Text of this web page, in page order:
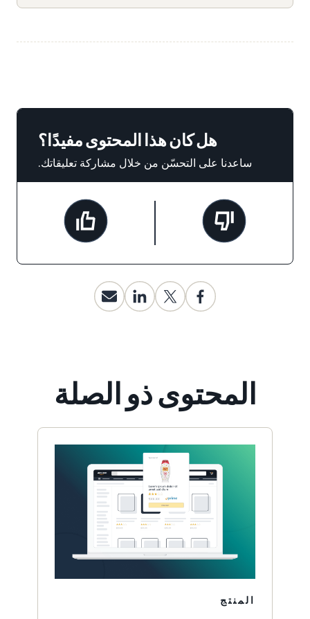
هل كان هذا المحتوى مفيدًا؟
ساعدنا على التحسّن من خلال مشاركة تعليقاتك.
المحتوى ذو الصلة
المنتج